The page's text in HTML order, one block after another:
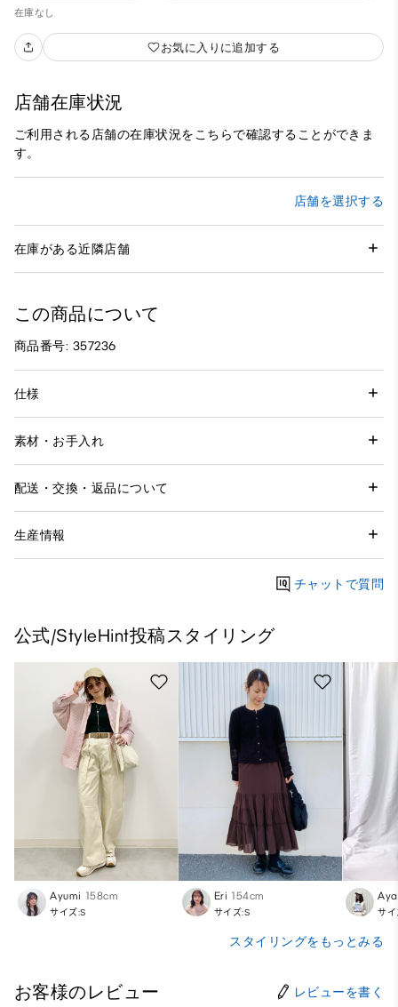
在庫なし
お気に入りに追加する
店舗在庫状況
ご利用される店舗の在庫状況をこちらで確認することができま
す。
店舗を選択する
在庫がある近隣店舗
この商品について
商品番号: 357236
仕様
素材・お手入れ
配送・交換・返品について
生産情報
チャットで質問
公式/StyleHint投稿スタイリング
Ayumi 158cm
サイズ:S
Eri 154cm
サイズ:S
Aya
サ
スタイリングをもっとみる
お客様のレビュー レビューを書く